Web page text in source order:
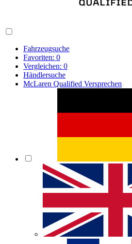
Fahrzeugsuche
Favoriten: 0
Vergleichen: 0
Händlersuche
McLaren Qualified Versprechen